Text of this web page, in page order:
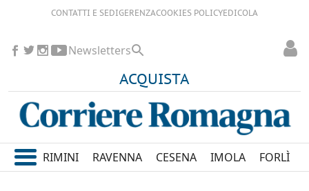
CONTATTI E SEDIGERENZACOOKIES POLICYEDICOLA
ACQUISTA
Newsletters
RIMINI RAVENNA CESENA IMOLA FORLÌ